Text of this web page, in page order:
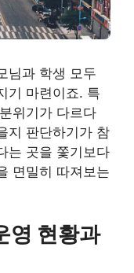
님과 학생 모두
기 마련이죠. 특
위기가 다르다
지 판단하기가 참
는 곳을 쫓기보다
면밀히 따져보는
영 현황과